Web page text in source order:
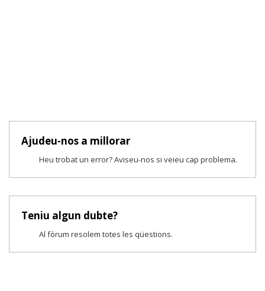
Ajudeu-nos a millorar
Heu trobat un error? Aviseu-nos si veieu cap problema.
Teniu algun dubte?
Al fòrum resolem totes les qüestions.